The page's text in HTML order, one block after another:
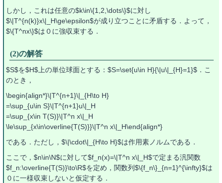
しかし，これは任意の$k\in\{1,2,\dots\}$に対し
$\|T^{n(k)}x\|_H\ge\epsilon$が成り立つことに矛盾する．よって，
$\{T^nx\}$は０に強収束する．
(2)の解答
$S$を$H$上の単位球面とする：$S=\set{u\in H}{\|u\|_{H}=1}$．こ
のとき，
\begin{align*}\|T^{n+1}\|_{H\to H}
=\sup_{u\in S}\|T^{n+1}u\|_H
=\sup_{x\in T(S)}\|T^n x\|_H
\le\sup_{x\in\overline{T(S)}}\|T^n x\|_H\end{align*}
である．ただし，$\|\cdot\|_{H\to H}$は作用素ノルムである．
ここで，$n\in\N$に対して$f_n(x)=\|T^n x\|_H$で定まる汎関数
$f_n:\overline{T(S)}\to\R$を定め，関数列$\{f_n\}_{n=1}^{\infty}$は
０に一様収束しないと仮定する．